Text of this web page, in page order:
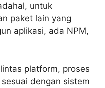
untuk
paket lain yang
aplikasi, ada NPM,
platform, proses
dengan sistem